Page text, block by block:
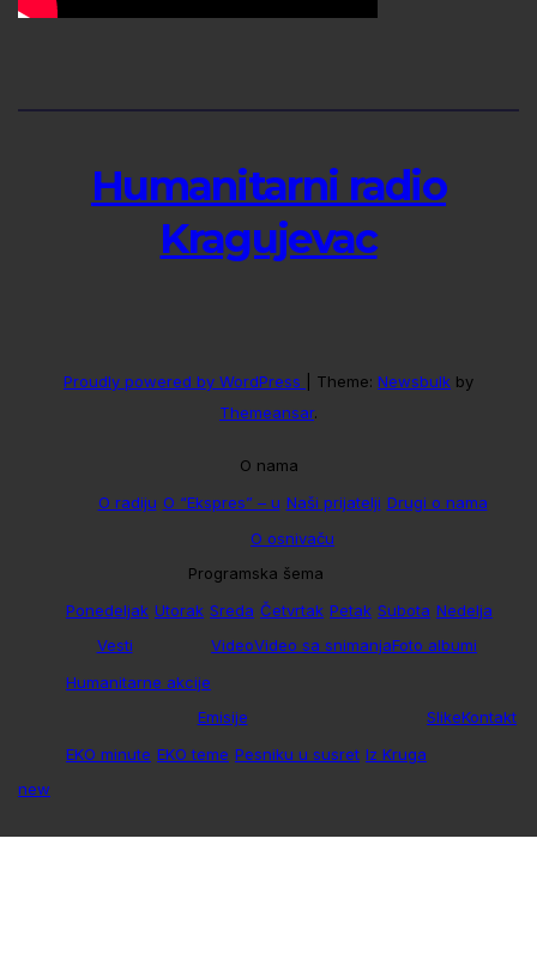
Humanitarni radio
Kragujevac
Proudly powered by WordPress Theme: Newsbulk by
Themeansar.
O nama
O radiju O “Ekspres” – u Naši prijatelji Drugi o nama
O osnivaču
Programska šema
Ponedeljak Utorak Sreda Četvrtak Petak Subota Nedelja
Vesti
Humanitarne akcije
VideoVideo sa snimanjaFoto albumi
Emisije
EKO minute EKO teme Pesniku u susret Iz Kruga
SlikeKontakt
new